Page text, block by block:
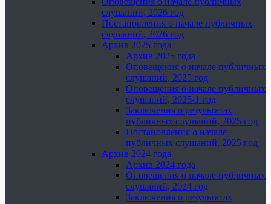
слушаний, 2026 год
Постановления о начале публичных
слушаний, 2026 год
Архив 2025 года
Архив 2025 года
Оповещения о начале публичных
слушаний, 2025 год
Оповещения о начале публичных
слушаний, 2025-1 год
Заключения о результатах
публичных слушаний, 2025 год
Постановления о начале
публичных слушаний, 2025 год
Архив 2024 года
Архив 2024 года
Оповещения о начале публичных
слушаний, 2024 год
Заключения о результатах